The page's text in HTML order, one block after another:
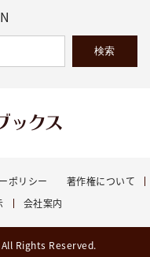
ポリシー
著作権について
会社案内
Rights Reserved.